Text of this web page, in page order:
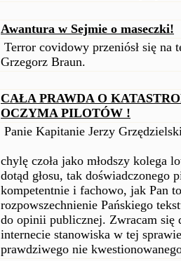
Awantura w Sejmie o maseczki!
Terror covidowy przeniósł się na
Grzegorz Braun.
CAŁA PRAWDA O
OCZYMA PILOTÓW !
Panie Kapitanie Jerzy
chylę czoła jako młodszy kolega
dotąd głosu, tak doświadczonego
kompetentnie i fachowo, jak Pan
rozpowszechnienie Pańskiego
do opinii publicznej. Zwracam się
internecie stanowiska w tej
prawdziwego nie